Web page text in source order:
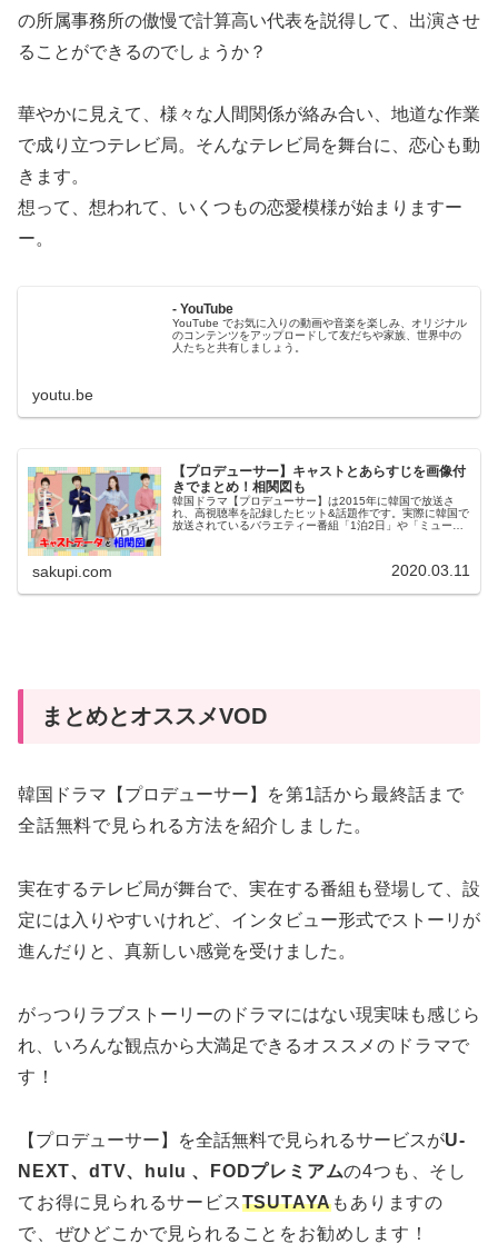
の所属事務所の傲慢で計算高い代表を説得して、出演させ
ることができるのでしょうか？
華やかに見えて、様々な人間関係が絡み合い、地道な作業
で成り立つテレビ局。そんなテレビ局を舞台に、恋心も動
きます。
想って、想われて、いくつもの恋愛模様が始まりますー
ー。
- YouTube
YouTube でお気に入りの動画や音楽を楽しみ、オリジナル
のコンテンツをアップロードして友だちや家族、世界中の
人たちと共有しましょう。
youtu.be
【プロデューサー】キャストとあらすじを画像付
きでまとめ！相関図も
韓国ドラマ【プロデューサー】は2015年に韓国で放送さ
れ、高視聴率を記録したヒット&話題作です。実際に韓国で
放送されているバラエティー番組「1泊2日」や「ミュージ
sakupi.com 2020.03.11
まとめとオススメVOD
韓国ドラマ【プロデューサー】
を第1話から最終話まで
全話無料で見られる方法を紹介しました。
実在するテレビ局が舞台で、実在する番組も登場して、設
定には入りやすいけれど、インタビュー形式でストーリが
進んだりと、真新しい感覚を受けました。
がっつりラブストーリーのドラマにはない現実味も感じら
れ、いろんな観点から大満足できるオススメのドラマで
す！
【プロデューサー】を全話無料で見られるサービスがU-
NEXT、dTV、hulu 、FODプレミアムの4つも、そし
てお得に見られるサービスTSUTAYAもありますの
で、ぜひどこかで見られることをお勧めします！